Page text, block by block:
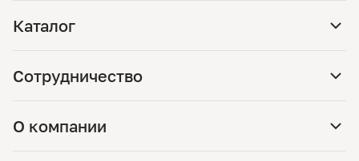
Каталог
Сотрудничество
О компании